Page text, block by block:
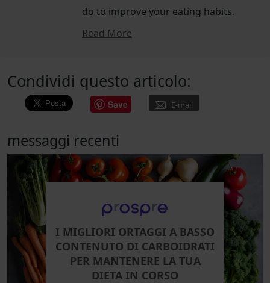
do to improve your eating habits.
Read More
Condividi questo articolo:
Save E-mail
messaggi recenti
I MIGLIORI ORTAGGI A BASSO
CONTENUTO DI CARBOIDRATI
PER MANTENERE LA TUA
DIETA IN CORSO